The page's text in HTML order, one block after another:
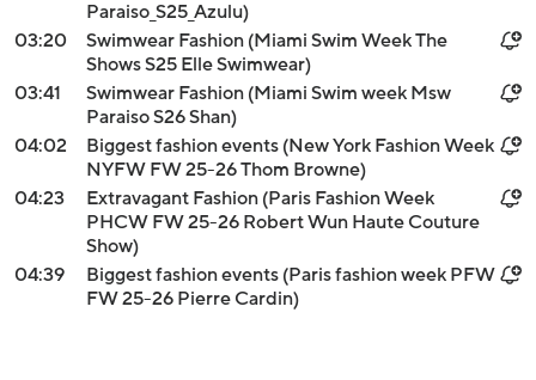
Paraiso_S25_Azulu)
03:20
Swimwear Fashion (Miami Swim Week The
Shows S25 Elle Swimwear)
03:41
Swimwear Fashion (Miami Swim week Msw
Paraiso S26 Shan)
04:02
Biggest fashion events (New York Fashion Week
NYFW FW 25-26 Thom Browne)
04:23
Extravagant Fashion (Paris Fashion Week
PHCW FW 25-26 Robert Wun Haute Couture
Show)
04:39
Biggest fashion events (Paris fashion week PFW
FW 25-26 Pierre Cardin)